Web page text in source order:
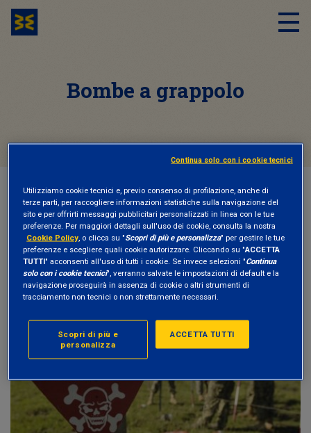
Bombe a grappolo
HOME BOMBE A GRAPPOLO
NEWS ED EVENTI 05 Ottobre 2017
Mine e munizioni a grappolo, approvata
la legge contro finanziamento e
Utilizziamo cookie tecnici e, previo consenso di profilazione, anche di
terze parti, per raccogliere informazioni statistiche sulla navigazione del
sito e per offrirti messaggi pubblicitari personalizzati in linea con le tue
preferenze. Per maggiori dettagli sull'uso dei cookie, consulta la nostra
Cookie Policy, o clicca su "Scopri di più e personalizza" per gestire le tue
preferenze e scegliere quali cookie autorizzare. Cliccando su "ACCETTA
TUTTI" acconsenti all'uso di tutti i cookie. Se invece selezioni "Continua
solo con i cookie tecnici", verranno salvate le impostazioni di default e la
navigazione proseguirà in assenza di cookie o altri strumenti di
tracciamento non tecnici o non strettamente necessari.
ACCETTA TUTTI
Scopri di più e
personalizza
Continua solo con i cookie tecnici